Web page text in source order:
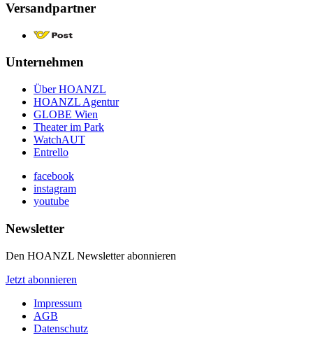
Versandpartner
Unternehmen
Über HOANZL
HOANZL Agentur
GLOBE Wien
Theater im Park
WatchAUT
Entrello
facebook
instagram
youtube
Newsletter
Den HOANZL Newsletter abonnieren
Jetzt abonnieren
Impressum
AGB
Datenschutz